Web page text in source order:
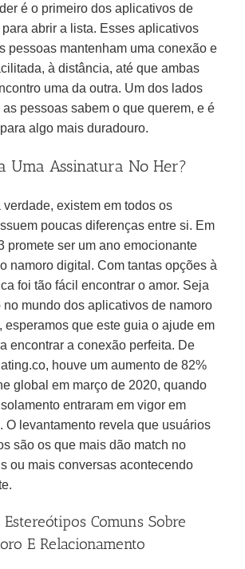
é o primeiro dos aplicativos de
abrir a lista. Esses aplicativos
pessoas mantenham uma conexão e
à distância, até que ambas
uma da outra. Um dos lados
pessoas sabem o que querem, e é
algo mais duradouro.
Uma Assinatura No Her?
verdade, existem em todos os
poucas diferenças entre si. Em
promete ser um ano emocionante
namoro digital. Com tantas opções à
foi tão fácil encontrar o amor. Seja
no mundo dos aplicativos de namoro
esperamos que este guia o ajude em
encontrar a conexão perfeita. De
houve um aumento de 82%
global em março de 2020, quando
entraram em vigor em
O levantamento revela que usuários
são os que mais dão match no
ou mais conversas acontecendo
Estereótipos Comuns Sobre
E Relacionamento